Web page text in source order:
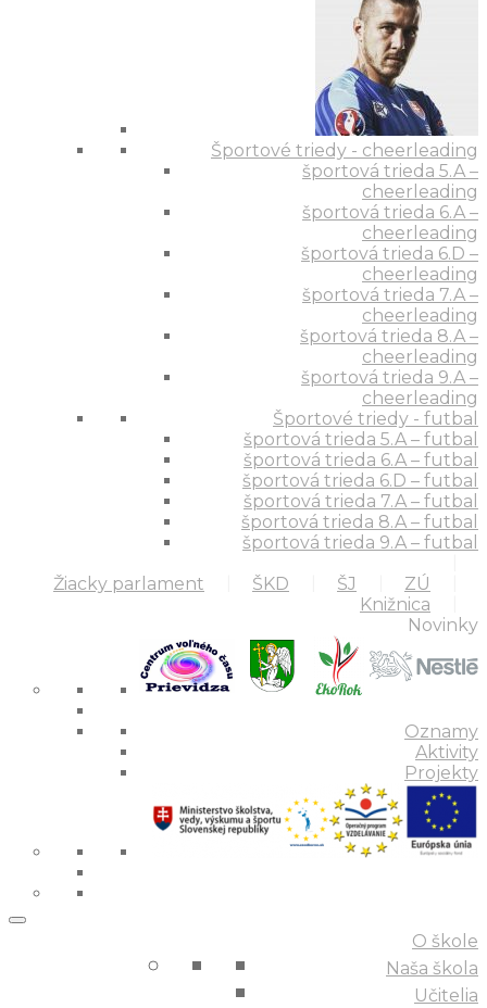
Športové triedy - cheerleading
športová trieda 5.A –
cheerleading
športová trieda 6.A –
cheerleading
športová trieda 6.D –
cheerleading
športová trieda 7.A –
cheerleading
športová trieda 8.A –
cheerleading
športová trieda 9.A –
cheerleading
Športové triedy - futbal
športová trieda 5.A – futbal
športová trieda 6.A – futbal
športová trieda 6.D – futbal
športová trieda 7.A – futbal
športová trieda 8.A – futbal
športová trieda 9.A – futbal
Žiacky parlament
ŠKD ŠJ
ZÚ
Knižnica
Novinky
Oznamy
Aktivity
Projekty
O škole
Naša škola
Učitelia